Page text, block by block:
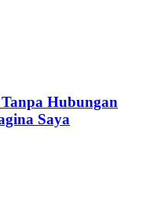
Hubungan
Saya